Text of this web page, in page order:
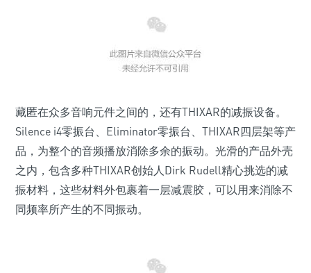
藏匿在众多音响元件之间的，还有THIXAR的减振设备。
Silence i4零振台、Eliminator零振台、THIXAR四层架等产
品，为整个的音频播放消除多余的振动。光滑的产品外壳
之内，包含多种THIXAR创始人Dirk Rudell精心挑选的减
振材料，这些材料外包裹着一层减震胶，可以用来消除不
同频率所产生的不同振动。